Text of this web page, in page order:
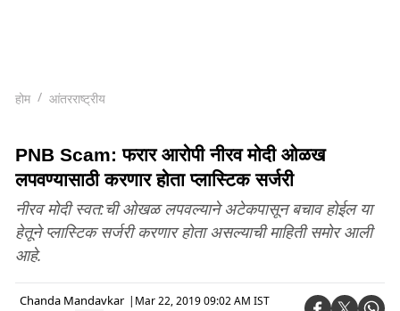
होम आंतरराष्ट्रीय
PNB Scam: फरार आरोपी नीरव मोदी ओळख
लपवण्यासाठी करणार होता प्लास्टिक सर्जरी
नीरव मोदी स्वत:ची ओखळ लपवल्याने अटेकपासून बचाव होईल या
हेतूने प्लास्टिक सर्जरी करणार होता असल्याची माहिती समोर आली
आहे.
Chanda Mandavkar | Mar 22, 2019 09:02 AM IST